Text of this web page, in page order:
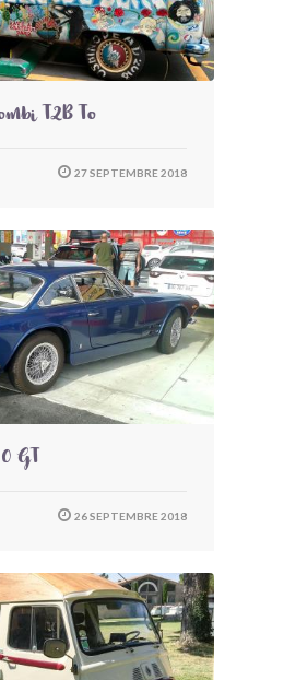
T2B To
27 SEPTEMBRE 2018
GT
26 SEPTEMBRE 2018